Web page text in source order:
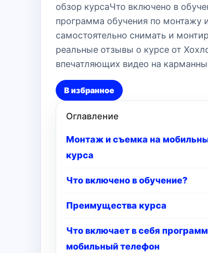
обзор курсаЧто включено в
программа обучения по монтажу
самостоятельно снимать и
реальные отзывы о курсе от
впечатляющих видео на
В избранное
Оглавление
Монтаж и съемка на
курса
Что включено в обучение?
Преимущества курса
Что включает в себя
мобильный телефон